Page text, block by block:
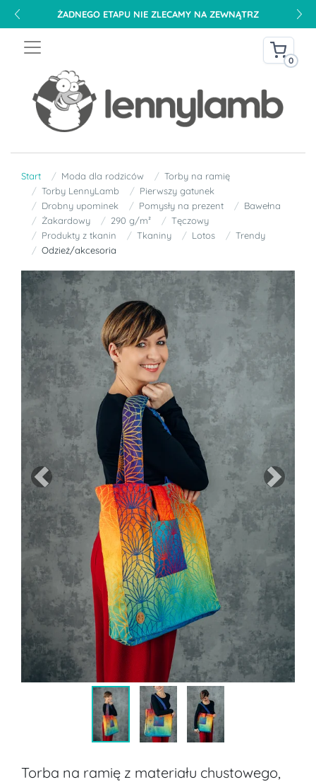
ŻADNEGO ETAPU NIE ZLECAMY NA ZEWNĄTRZ
0
Start Moda dla rodziców
Torby na ramię
Torby LennyLamb
Pierwszy gatunek
Drobny upominek
Pomysły na prezent
Bawełna
Żakardowy
290 g/m²
Tęczowy
Produkty z tkanin
Tkaniny Lotos
Trendy
Odzież/akcesoria
Previous Next
Torba na ramię z materiału chustowego,